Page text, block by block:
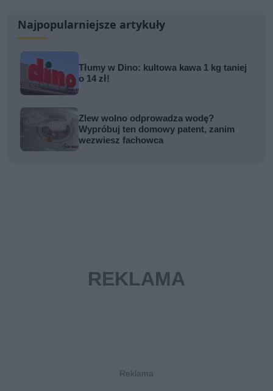
Najpopularniejsze artykuły
Tłumy w Dino: kultowa kawa 1 kg taniej
o 14 zł!
Zlew wolno odprowadza wodę?
Wypróbuj ten domowy patent, zanim
wezwiesz fachowca